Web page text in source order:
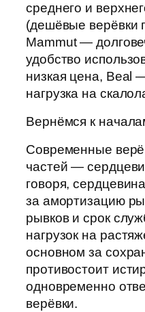
среднего и
(дешёвые верёвки
Mammut —
удобство
низкая цена, Beal
нагрузка на
Вернёмся к
Современные
частей —
говоря,
за амортизацию
рывков и срок
нагрузок на
основном за
противостоит
одновременно
верёвки.